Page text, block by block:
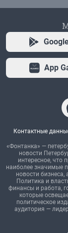
App
Контактные
«Фонтанка» —
новости
интересное, что
наиболее значимые
новости бизнеса,
Политика и
финансы и работа,
которые
политическое
аудитория —